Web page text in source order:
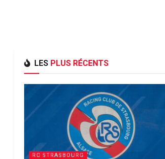
LES PLUS RÉCENTS
RC STRASBOURG